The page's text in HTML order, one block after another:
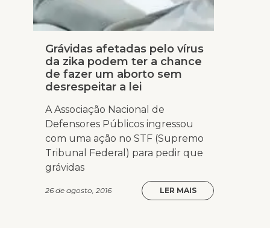
Grávidas afetadas pelo vírus
da zika podem ter a chance
de fazer um aborto sem
desrespeitar a lei
A Associação Nacional de
Defensores Públicos ingressou
com uma ação no STF (Supremo
Tribunal Federal) para pedir que
grávidas
26 de agosto, 2016 LER MAIS